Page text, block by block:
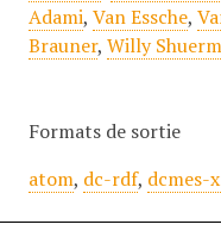
Adami, Van Essche,
Brauner, Willy
Formats de sortie
atom, dc-rdf, dcmes-